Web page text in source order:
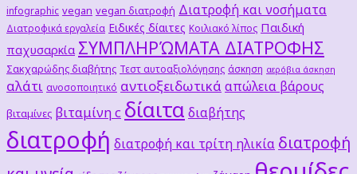
infographic vegan vegan διατροφή Διατροφή και νοσήματα
Διατροφικά εργαλεία Ειδικές δίαιτες Κοιλιακό λίπος Παιδική
παχυσαρκία ΣΥΜΠΛΗΡΏΜΑΤΑ ΔΙΑΤΡΟΦΗΣ
Σακχαρώδης διαβήτης Τεστ αυτοαξιολόγησης άσκηση αερόβια άσκηση
αλάτι ανοσοποιητικό αντιοξειδωτικά απώλεια βάρους
βιταμίνες βιταμίνη c δίαιτα διαβήτης
διατροφή διατροφή και τρίτη ηλικία διατροφή